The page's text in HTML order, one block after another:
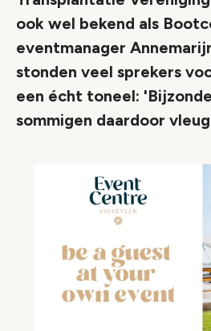
ook wel bekend als
eventmanager
stonden veel sprekers
een écht toneel:
sommigen daardoor